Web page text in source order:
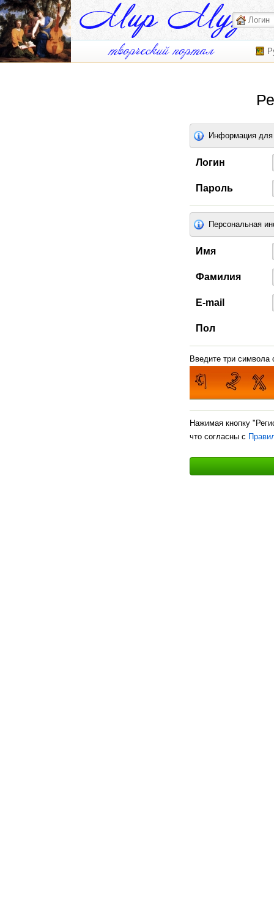
Информация для
Логин
Пароль
Персональная
Имя
Фамилия
E-mail
Пол
Введите три символа
Нажимая кнопку
что согласны с